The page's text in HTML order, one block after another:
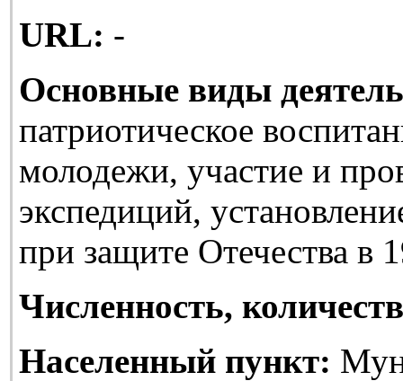
URL: -
Основные виды
патриотическое
молодежи, участие и
экспедиций,
при защите Отечества в
Численность,
Населенный пункт: